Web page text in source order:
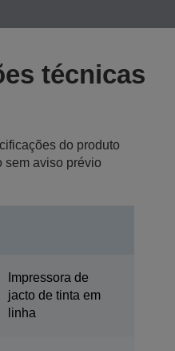
técnicas
do produto
sem aviso prévio
Impressora de
jacto de tinta em
linha